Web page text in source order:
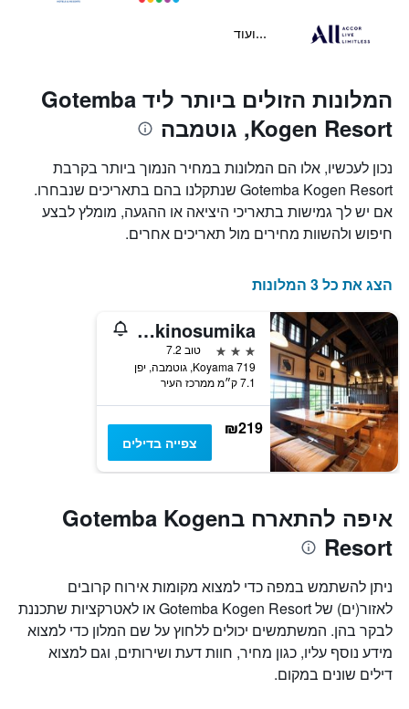
...ועוד
המלונות הזולים ביותר ליד Gotemba
Kogen Resort, גוטמבה
נכון לעכשיו, אלו הם המלונות במחיר הנמוך ביותר בקרבת
Gotemba Kogen Resort שנתקלנו בהם בתאריכים שנבחרו.
אם יש לך גמישות בתאריכי היציאה או ההגעה, מומלץ לבצע
חיפוש ולהשוות מחירים מול תאריכים אחרים.
הצג את כל 3 המלונות
Gotemba Kogen Tokinosumika
3 כוכבים
טוב 7.2
719 Koyama, גוטמבה, יפן
7.1 ק״מ ממרכז העיר
₪219
צפייה בדילים
איפה להתארח בGotemba Kogen
Resort
ניתן להשתמש במפה כדי למצוא מקומות אירוח קרובים
לאזור(ים) של Gotemba Kogen Resort או לאטרקציות שתכננת
לבקר בהן. המשתמשים יכולים ללחוץ על שם המלון כדי למצוא
מידע נוסף עליו, כגון מחיר, חוות דעת ושירותים, וגם למצוא
דילים שונים במקום.